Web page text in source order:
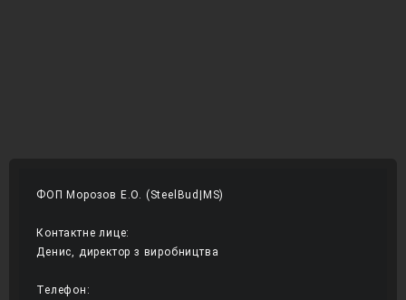
ФОП Морозов Е.О. (SteelBud|MS)
Контактне лице:
Денис, директор з виробництва
Телефон: